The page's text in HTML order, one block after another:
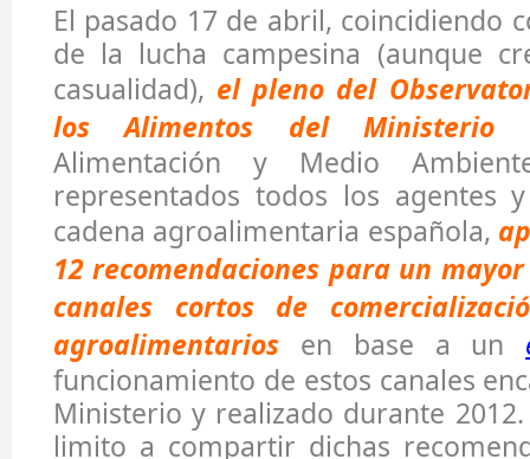
El pasado 17 de abril, coincidiendo
de la lucha campesina (aunque
casualidad), el pleno del
los Alimentos del Ministerio
Alimentación y Medio
representados todos los agentes
cadena agroalimentaria española,
12 recomendaciones para un
canales cortos de
agroalimentarios en base a un
funcionamiento de estos canales
Ministerio y realizado durante
limito a compartir dichas